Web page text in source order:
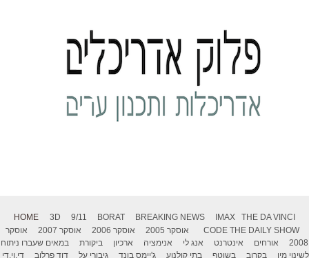
HOME 3D 9/11 BORAT BREAKING NEWS IMAX
THE DA VINCI
CODE THE DAILY SHOW אוסקר 2005 אוסקר 2006 אוסקר 2007
אוסקר
2008
אורחים אינטרנט אנג לי אנימציה ארכיון ביקורת
במאים שעברו ניתוח
לשינוי מין
בקרוב בשוטף בתי קולנוע ג'יימס בונד גיבורי על דוד פרלוב די.וי.די